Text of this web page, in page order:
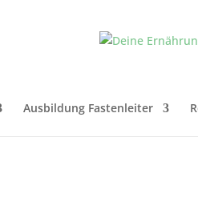
Ausbildung Fastenleiter